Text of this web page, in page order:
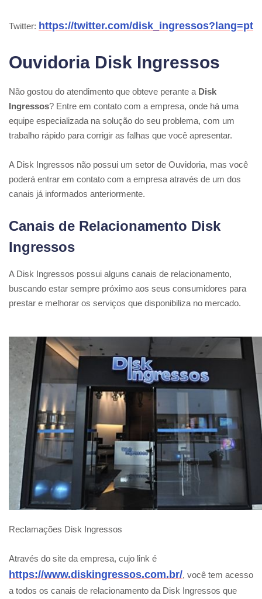
Twitter: https://twitter.com/disk_ingressos?lang=pt
Ouvidoria Disk Ingressos
Não gostou do atendimento que obteve perante a Disk
Ingressos? Entre em contato com a empresa, onde há uma
equipe especializada na solução do seu problema, com um
trabalho rápido para corrigir as falhas que você apresentar.
A Disk Ingressos não possui um setor de Ouvidoria, mas você
poderá entrar em contato com a empresa através de um dos
canais já informados anteriormente.
Canais de Relacionamento Disk
Ingressos
A Disk Ingressos possui alguns canais de relacionamento,
buscando estar sempre próximo aos seus consumidores para
prestar e melhorar os serviços que disponibiliza no mercado.
Reclamações Disk Ingressos
Através do site da empresa, cujo link é
https://www.diskingressos.com.br/, você tem acesso
a todos os canais de relacionamento da Disk Ingressos que